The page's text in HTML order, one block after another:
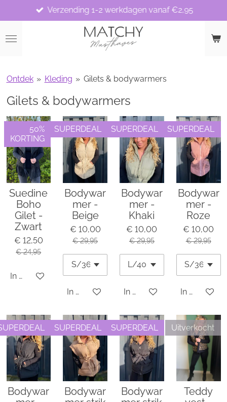
direct
naar
Verzending 1-2 werkdagen vanaf €2,95
Ontdek » Kleding » Gilets & bodywarmers
Gilets & bodywarmers
50%
KORTING
Suedine
Boho
Gilet -
Zwart
€ 12,50
€ 24,95
In winkelwagen
SUPERDEAL
Bodywar
mer -
Beige
€ 10,00
€ 29,95
In winkelwagen
SUPERDEAL
Bodywar
mer -
Khaki
€ 10,00
€ 29,95
In winkelwagen
SUPERDEAL
Bodywar
mer -
Roze
€ 10,00
€ 29,95
In
Bodywar
SUPERDEAL
Bodywar
SUPERDEAL
Bodywar
Uitverkocht
Teddy